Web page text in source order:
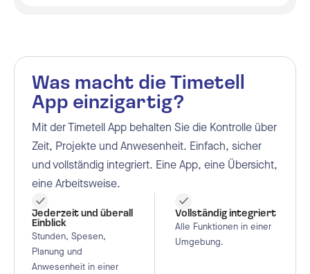
Was macht die Timetell
App einzigartig?
Mit der Timetell App behalten Sie die Kontrolle über
Zeit, Projekte und Anwesenheit. Einfach, sicher
und vollständig integriert. Eine App, eine Übersicht,
eine Arbeitsweise.
Jederzeit und überall
Einblick
Stunden, Spesen,
Planung und
Anwesenheit in einer
Vollständig integriert
Alle Funktionen in einer
Umgebung.